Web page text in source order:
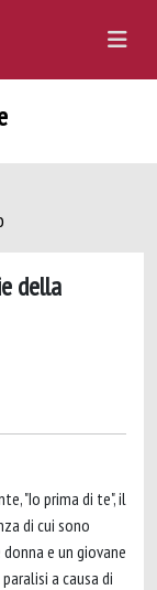
della
"Io prima di te", il
di cui sono
e un giovane
a causa di